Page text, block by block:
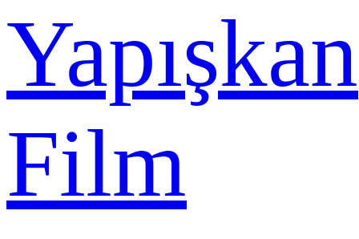
Yapışkan
Film